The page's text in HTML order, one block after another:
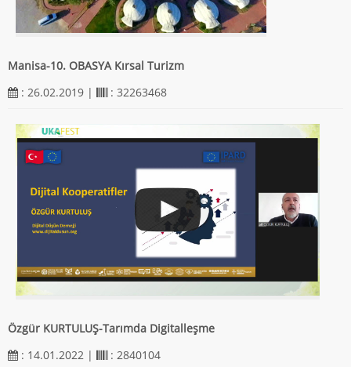
Manisa-10. OBASYA Kırsal Turizm
: 26.02.2019 |
: 32263468
Özgür KURTULUŞ-Tarımda Digitalleşme
: 14.01.2022 |
: 2840104